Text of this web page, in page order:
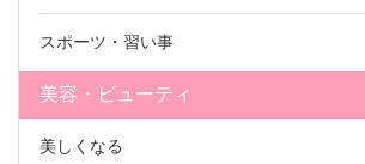
スポーツ・習い事
美容・ビューティ
美しくなる